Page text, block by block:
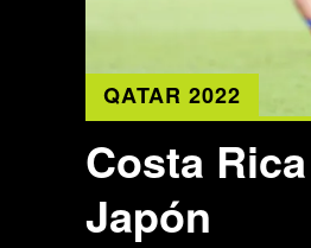
QATAR 2022
Costa
Japón